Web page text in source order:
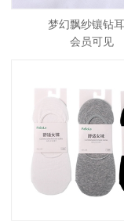
梦幻飘纱镶钻
会员可见